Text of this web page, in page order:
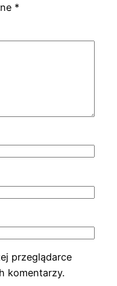
*
przeglądarce
komentarzy.